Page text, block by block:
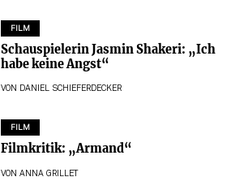
FILM
Schauspielerin Jasmin Shakeri: „Ich
habe keine Angst“
VON DANIEL SCHIEFERDECKER
FILM
Filmkritik: „Armand“
VON ANNA GRILLET